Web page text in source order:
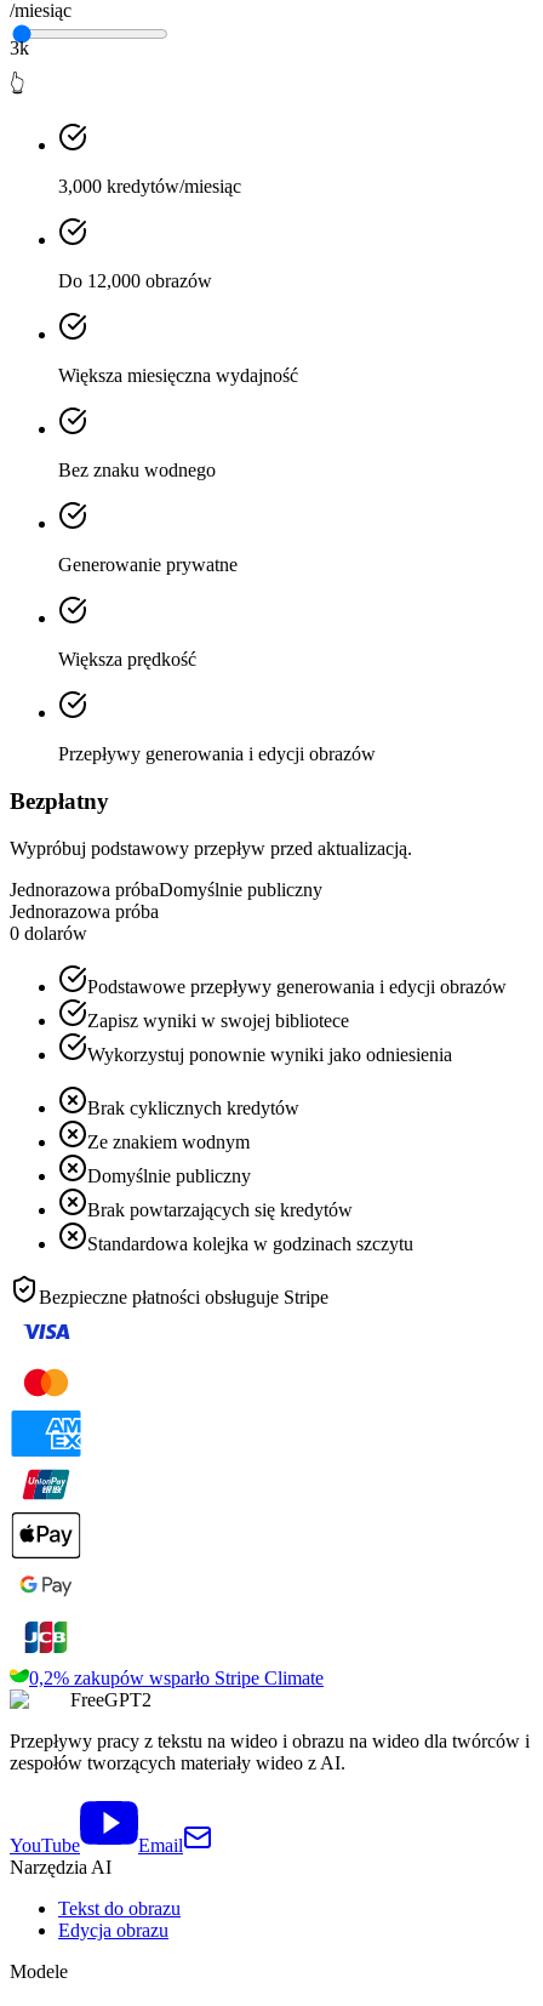
/miesiąc
3k
👆
3,000 kredytów/miesiąc
Do 12,000 obrazów
Większa miesięczna wydajność
Bez znaku wodnego
Generowanie prywatne
Większa prędkość
Przepływy generowania i edycji obrazów
Bezpłatny
Wypróbuj podstawowy przepływ przed aktualizacją.
Jednorazowa próbaDomyślnie publiczny
Jednorazowa próba
0 dolarów
Podstawowe przepływy generowania i edycji obrazów
Zapisz wyniki w swojej bibliotece
Wykorzystuj ponownie wyniki jako odniesienia
Brak cyklicznych kredytów
Ze znakiem wodnym
Domyślnie publiczny
Brak powtarzających się kredytów
Standardowa kolejka w godzinach szczytu
Bezpieczne płatności obsługuje Stripe
0,2% zakupów wsparło Stripe Climate
FreeGPT2
Przepływy pracy z tekstu na wideo i obrazu na wideo dla twórców i
zespołów tworzących materiały wideo z AI.
YouTube
Email
Narzędzia AI
Tekst do obrazu
Edycja obrazu
Modele